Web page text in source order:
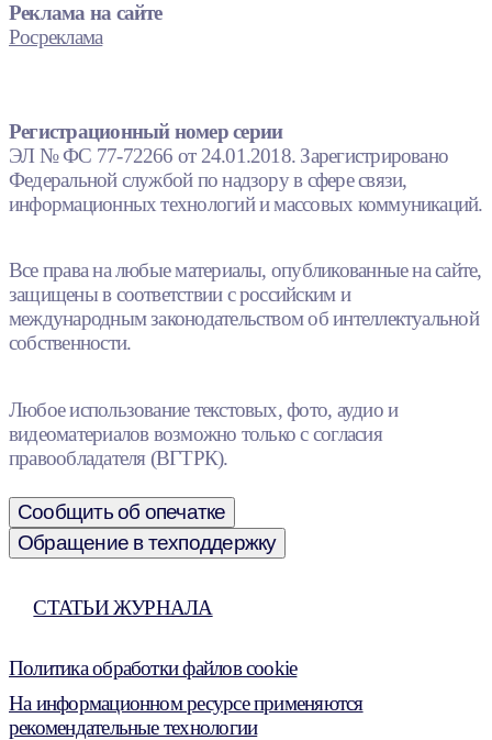
Реклама на сайте
Росреклама
Регистрационный номер серии
ЭЛ № ФС 77-72266 от 24.01.2018. Зарегистрировано
Федеральной службой по надзору в сфере связи,
информационных технологий и массовых коммуникаций.
Все права на любые материалы, опубликованные на сайте,
защищены в соответствии с российским и
международным законодательством об интеллектуальной
собственности.
Любое использование текстовых, фото, аудио и
видеоматериалов возможно только с согласия
правообладателя (ВГТРК).
Сообщить об опечатке
Обращение в техподдержку
СТАТЬИ ЖУРНАЛА
Политика обработки файлов cookie
На информационном ресурсе применяются
рекомендательные технологии